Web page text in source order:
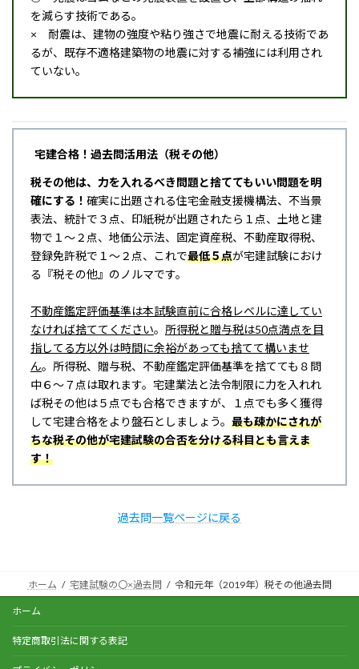
を減らす技術である。
× 耐震は、建物の強度や粘り強さで地震に耐える技術であ
るが、既存不適格建築物の地震に対する補強には利用され
ていない。
宅建合格！過去問活用法（税その他）
税その他は、力を入れるべき問題と捨ててもいい問題を明
確にする！ 確実に出題される住宅金融支援機構法、不当景
表法、統計で３点、印紙税が出題されたら１点、土地と建
物で１～２点、地価公示法、固定資産税、不動産取得税、
登録免許税で１～２点、これで最低５点が宅建試験におけ
る『税その他』のノルマです。
不動産鑑定評価基準は本試験直前に合格レベルに達してい
なければ捨ててください。 所得税と贈与税は50点満点を目
指してる方以外は時間に余裕があっても捨てて構いませ
ん。所得税、贈与税、不動産鑑定評価基準を捨てても８問
中６～７点は取れます。宅建業法と法令制限に力を入れれ
ば税その他は５点でも合格できますが、１点でも多く獲得
して宅建合格をより盤石としましょう。 最も疎かにされが
ちな税その他が宅建試験の合否を分ける科目とも言えま
す！
過去問一覧ページに戻る
ホーム 宅建試験の〇×過去問 令和元年（2019年）税その他過去問
ホーム
特定商取引法に関する表記